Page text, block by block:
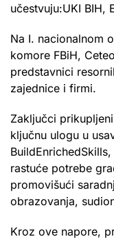
učestvuju:UKI BIH,
Na I. nacionalnom
komore FBiH,
predstavnici
zajednice i firmi.
Zaključci
ključnu ulogu u
rastuće potrebe
promovišući
obrazovanja,
Kroz ove napore,